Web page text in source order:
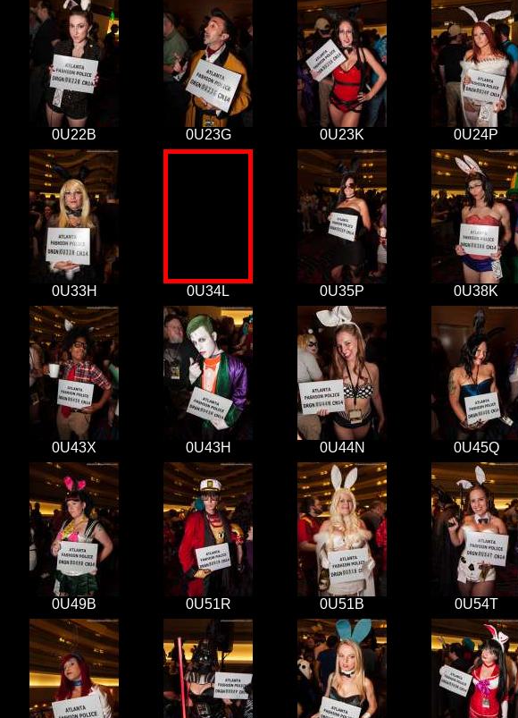
0U22B 0U23G 0U23K 0U24P
0U33H 0U34L 0U35P 0U38K
0U43X 0U43H 0U44N 0U45Q
0U49B 0U51R 0U51B 0U54T